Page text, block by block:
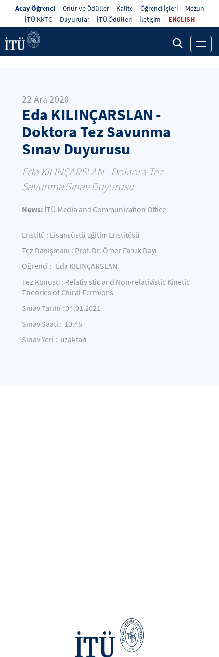
Aday Öğrenci Onur ve Ödüller Kalite Öğrenci İşleri
Mezun
İTÜ KKTC
Duyurular İTÜ Ödülleri İletişim ENGLISH
22 Ara 2020
Eda KILINÇARSLAN -
Doktora Tez Savunma
Sınav Duyurusu
Eda KILINÇARSLAN - Doktora Tez
Savunma Sınav Duyurusu
News: İTÜ Media and Communication Office
Enstitü : Lisansüstü Eğitim Enstitüsü
Tez Danışmanı : Prof. Dr. Ömer Faruk Dayı
Öğrenci : Eda KILINÇARSLAN
Tez Konusu : Relativistic and Non-relativistic Kinetic
Theories of Chiral Fermions
Sınav Tarihi : 04.01.2021
Sınav Saati : 10:45
Sınav Yeri : uzaktan